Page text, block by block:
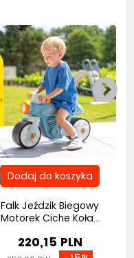
Falk Jeździk Biegowy
Motorek Ciche Koła...
220,15 PLN